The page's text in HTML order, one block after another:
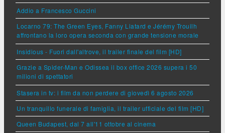
Addio a Francesco Guccini
Locarno 79: The Green Eyes, Fanny Liatard e Jérémy Trouilh
affrontano la loro opera seconda con grande tensione morale
Insidious - Fuori dall'altrove, il trailer finale del film [HD]
Grazie a Spider-Man e Odissea il box office 2026 supera i 50
milioni di spettatori
Stasera in tv: i film da non perdere di giovedì 6 agosto 2026
Un tranquillo funerale di famiglia, il trailer ufficiale del film [HD]
Queen Budapest, dal 7 all'11 ottobre al cinema